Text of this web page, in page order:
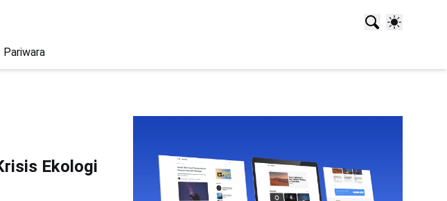
Pariwara
Ekologi